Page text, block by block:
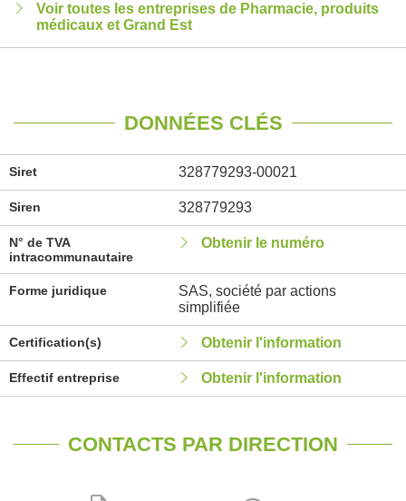
Voir toutes les entreprises de Pharmacie, produits
médicaux et Grand Est
DONNÉES CLÉS
Siret 328779293-00021
Siren 328779293
N° de TVA
intracommunautaire
Obtenir le numéro
Forme juridique
SAS, société par actions
simplifiée
Certification(s) Obtenir l'information
Effectif entreprise Obtenir l'information
CONTACTS PAR DIRECTION